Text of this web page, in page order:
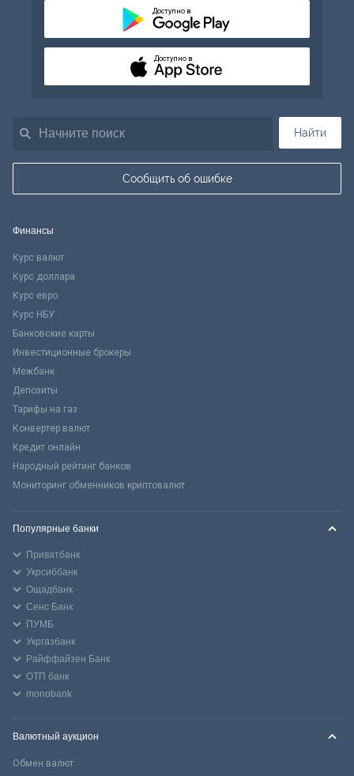
Найти
Сообщить об ошибке
Доступно в
Доступно в
Финансы
Курс валют
Курс доллара
Курс евро
Курс НБУ
Банковские карты
Инвестиционные брокеры
Межбанк
Депозиты
Тарифы на газ
Конвертер валют
Кредит онлайн
Народный рейтинг банков
Мониторинг обменников криптовалют
Популярные банки
Приватбанк
Укрсиббанк
Ощадбанк
Сенс Банк
ПУМБ
Укргазбанк
Райффайзен Банк
ОТП банк
monobank
Валютный аукцион
Обмен валют